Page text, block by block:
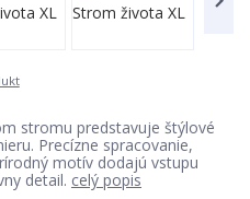
stromu predstavuje štýlové
Precízne spracovanie,
motív dodajú vstupu
detail. celý popis